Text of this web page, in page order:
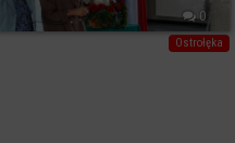
0
Ostrołęka